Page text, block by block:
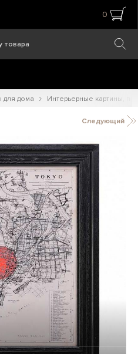
0
для дома Интерьерные картины,
Следующий